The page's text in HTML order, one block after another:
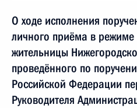
О ходе исполнения
личного приёма в
жительницы
проведённого по
Российской Федерации
Руководителя